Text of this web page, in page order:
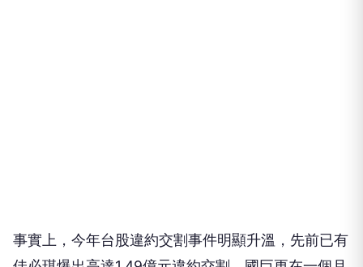
內三度遭通報，友達、欣興、華通、旺宏、禾伸堂等